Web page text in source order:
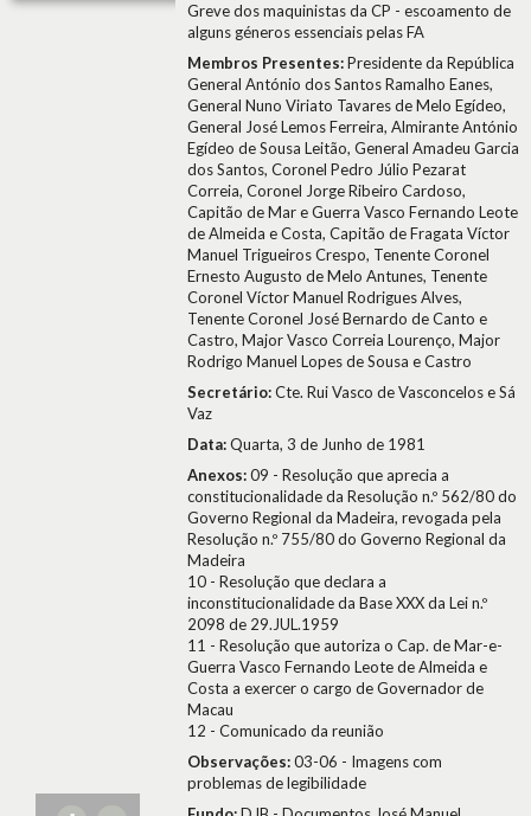
Greve dos maquinistas da CP - escoamento de
alguns géneros essenciais pelas FA
Membros Presentes:Presidente da República
General António dos Santos Ramalho Eanes,
General Nuno Viriato Tavares de Melo Egídeo,
General José Lemos Ferreira, Almirante António
Egídeo de Sousa Leitão, General Amadeu Garcia
dos Santos, Coronel Pedro Júlio Pezarat
Correia, Coronel Jorge Ribeiro Cardoso,
Capitão de Mar e Guerra Vasco Fernando Leote
de Almeida e Costa, Capitão de Fragata Víctor
Manuel Trigueiros Crespo, Tenente Coronel
Ernesto Augusto de Melo Antunes, Tenente
Coronel Víctor Manuel Rodrigues Alves,
Tenente Coronel José Bernardo de Canto e
Castro, Major Vasco Correia Lourenço, Major
Rodrigo Manuel Lopes de Sousa e Castro
Secretário:Cte. Rui Vasco de Vasconcelos e Sá
Vaz
Data:Quarta, 3 de Junho de 1981
Anexos:09 - Resolução que aprecia a
constitucionalidade da Resolução n.º 562/80 do
Governo Regional da Madeira, revogada pela
Resolução n.º 755/80 do Governo Regional da
Madeira
10 - Resolução que declara a
inconstitucionalidade da Base XXX da Lei n.º
2098 de 29.JUL.1959
11 - Resolução que autoriza o Cap. de Mar-e-
Guerra Vasco Fernando Leote de Almeida e
Costa a exercer o cargo de Governador de
Macau
12 - Comunicado da reunião
Observações:03-06 - Imagens com
problemas de legibilidade